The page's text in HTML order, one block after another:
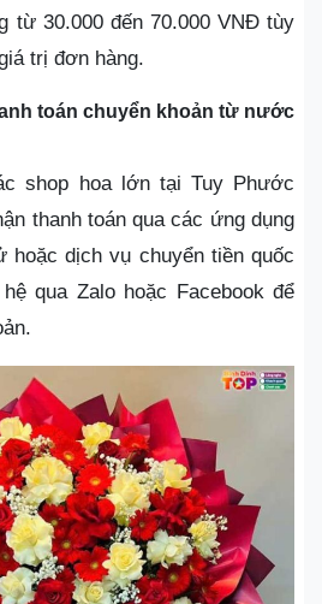
từ 30.000 đến 70.000 VNĐ tùy
trị đơn hàng.
toán chuyển khoản từ nước
shop hoa lớn tại Tuy Phước
thanh toán qua các ứng dụng
hoặc dịch vụ chuyển tiền quốc
qua Zalo hoặc Facebook để